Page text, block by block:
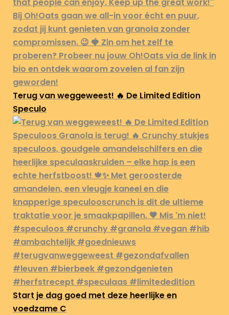
Terug van weggeweest! 🔥 De Limited Edition
Speculo
Start je dag goed met deze heerlijke en
voedzame C